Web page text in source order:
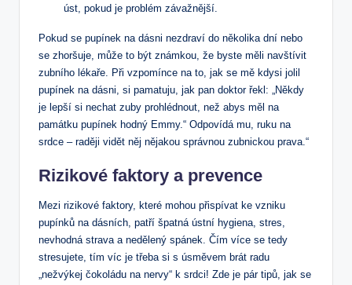
úst, pokud je problém závažnější.
Pokud se pupínek na dásni nezdraví do několika dní nebo
se zhoršuje, může to být známkou, že byste měli navštívit
zubního lékaře. Při vzpomínce na to, jak se mě kdysi jolil
pupínek na dásni, si pamatuju, jak pan doktor řekl: „Někdy
je lepší si nechat zuby prohlédnout, než abys měl na
památku pupínek hodný Emmy.“ Odpovídá mu, ruku na
srdce – raději vidět něj nějakou správnou zubnickou prava.“
Rizikové faktory a prevence
Mezi rizikové faktory, které mohou přispívat ke vzniku
pupínků na dásních, patří špatná ústní hygiena, stres,
nevhodná strava a nedělený spánek. Čím více se tedy
stresujete, tím víc je třeba si s úsměvem brát radu
„nežvýkej čokoládu na nervy“ k srdci! Zde je pár tipů, jak se